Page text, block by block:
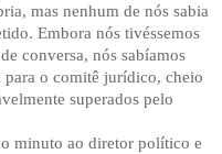
mas nenhum de nós sabia
Embora nós tivéssemos
conversa, nós sabíamos
para o comitê jurídico, cheio
superados pelo
minuto ao diretor político e